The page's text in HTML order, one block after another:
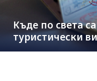
Къде по света
туристически